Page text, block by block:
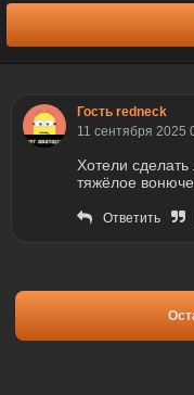
Гость redneck
11 сентября 2025
Хотели сделать
тяжёлое
Ответить